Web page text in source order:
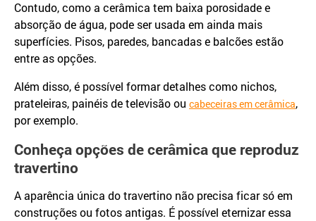
Contudo, como a cerâmica tem baixa porosidade e
absorção de água, pode ser usada em ainda mais
superfícies. Pisos, paredes, bancadas e balcões estão
entre as opções.
Além disso, é possível formar detalhes como nichos,
prateleiras, painéis de televisão ou cabeceiras em cerâmica,
por exemplo.
Conheça opções de cerâmica que reproduz
travertino
A aparência única do travertino não precisa ficar só em
construções ou fotos antigas. É possível eternizar essa